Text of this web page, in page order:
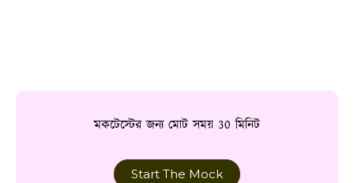
মকটেস্টের জন্য মোট সময় 30 মিনিট
Start The Mock